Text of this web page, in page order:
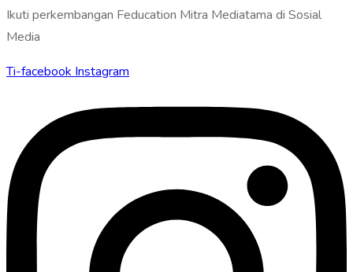
Ikuti perkembangan Feducation Mitra Mediatama di Sosial
Media
Ti-facebook Instagram